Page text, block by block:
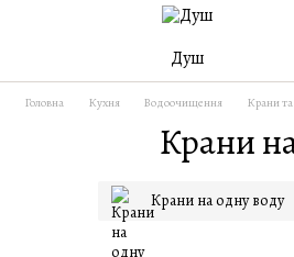
Душ
Головна Кухня Водоочищення Крани та
Крани
Крани на одну воду